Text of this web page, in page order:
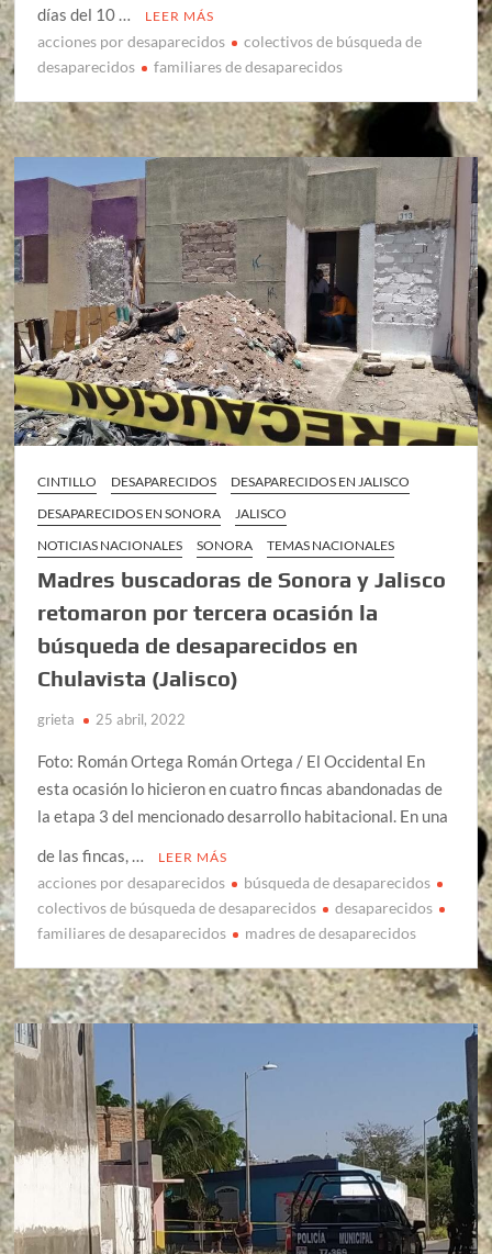
días del 10 … LEER MÁS
acciones por desaparecidos
colectivos de búsqueda de
desaparecidos
familiares de desaparecidos
CINTILLO DESAPARECIDOS
DESAPARECIDOS EN JALISCO
DESAPARECIDOS EN SONORA
JALISCO
NOTICIAS NACIONALES
SONORA TEMAS NACIONALES
Madres buscadoras de Sonora y Jalisco
retomaron por tercera ocasión la
búsqueda de desaparecidos en
Chulavista (Jalisco)
grieta 25 abril, 2022
Foto: Román Ortega Román Ortega / El Occidental En
esta ocasión lo hicieron en cuatro fincas abandonadas de
la etapa 3 del mencionado desarrollo habitacional. En una
de las fincas, …
LEER MÁS
acciones por desaparecidos
búsqueda de desaparecidos
colectivos de búsqueda de desaparecidos
desaparecidos
familiares de desaparecidos
madres de desaparecidos